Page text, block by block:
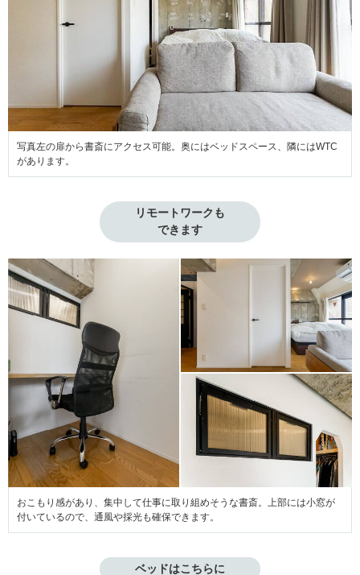
写真左の扉から書斎にアクセス可能。奥にはベッドスペース、隣にはWTC
があります。
リモートワークも
できます
おこもり感があり、集中して仕事に取り組めそうな書斎。上部には小窓が
付いているので、通風や採光も確保できます。
ベッドはこちらに